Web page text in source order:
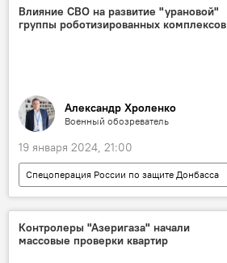
Образование
Общество
Уголовный Кодекс АР
Влияние СВО на развитие "урановой"
группы роботизированных комплексов
Александр Хроленко
Военный обозреватель
19 января 2024, 21:00
Спецоперация России по защите Донбасса
Россия
Донбасс
СВО
Робот
Сирия
Украина
Контролеры "Азеригаза" начали
массовые проверки квартир